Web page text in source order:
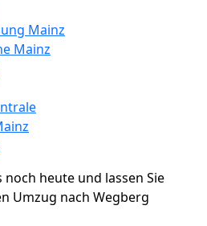
Mainz
Mainz
heute und lassen Sie
Umzug nach Wegberg